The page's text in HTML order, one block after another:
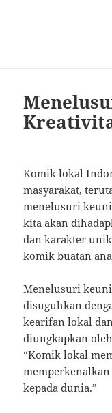
Komik lokal
masyarakat,
menelusuri
kita akan
dan karakter
komik buatan
Menelusuri
disuguhkan
kearifan lokal
diungkapkan
“Komik lokal
kepada dunia.”